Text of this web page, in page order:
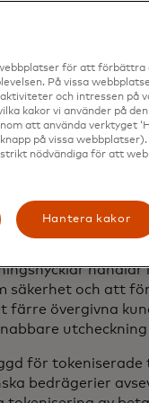
oavsett om det är
omedelbart
Passkey Service i
tokenekonomi”,
teknik som
betalningar är
någonsin.”
och
och
handlar
säkerhet och att
färre övergivna
utcheckning
för
bedrägerier
för att förbättra
På vissa
och intressen på
kakor vi använder på
att använda verktyget
på vissa
nödvändiga för att
Hantera kakor